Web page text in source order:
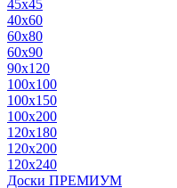
45x45
40x60
60x80
60x90
90x120
100x100
100x150
100x200
120x180
120x200
120x240
Доски ПРЕМИУМ